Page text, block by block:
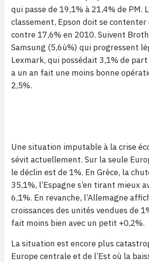
qui passe de 19,1% à 21,4% de PM.
classement, Epson doit se contenter
contre 17,6% en 2010. Suivent
Samsung (5,6ù%) qui progressent
Lexmark, qui possédait 3,1% de
a un an fait une moins bonne
2,5%.
Une situation imputable à la crise
sévit actuellement. Sur la seule
le déclin est de 1%. En Grèce, la
35,1%, l’Espagne s’en tirant mieux
6,1%. En revanche, l’Allemagne
croissances des unités vendues de
fait moins bien avec un petit +0,2%.
La situation est encore plus
Europe centrale et de l’Est où la